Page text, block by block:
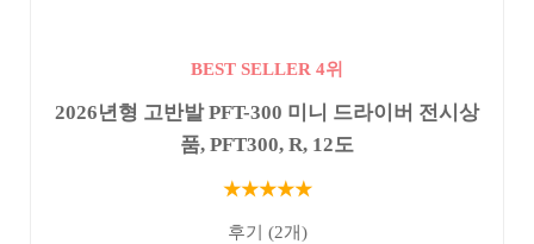
BEST SELLER 4위
2026년형 고반발 PFT-300 미니 드라이버 전시상
품, PFT300, R, 12도
★★★★★
후기 (2개)